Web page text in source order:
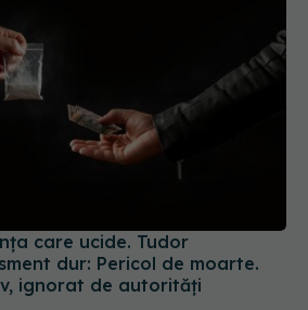
care ucide. Tudor